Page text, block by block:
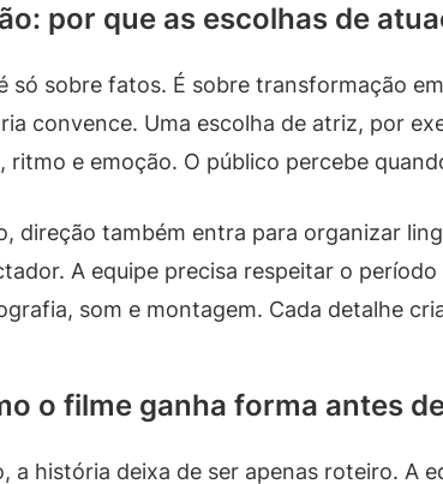
por que as escolhas de
só sobre fatos. É sobre transformação
convence. Uma escolha de atriz, por
ritmo e emoção. O público percebe
direção também entra para organizar
A equipe precisa respeitar o
som e montagem. Cada detalhe
o filme ganha forma antes
a história deixa de ser apenas roteiro. A